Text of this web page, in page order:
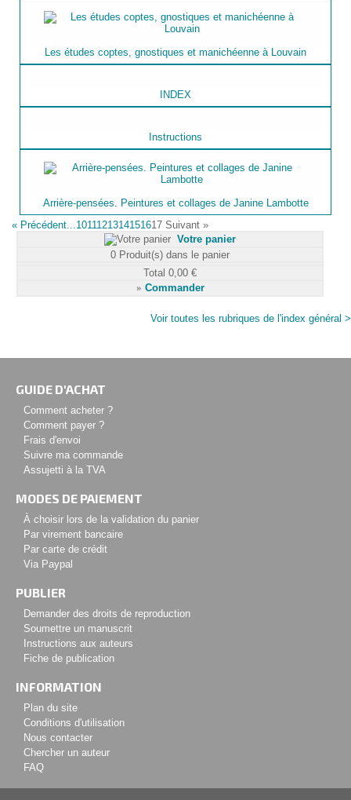
Les études coptes, gnostiques et manichéenne à Louvain
INDEX
Instructions
Arrière-pensées. Peintures et collages de Janine Lambotte
« Précédent...1011121314151617 Suivant »
Votre panier
0 Produit(s) dans le panier
Total 0,00 €
» Commander
Voir toutes les rubriques de l'index général >
GUIDE D'ACHAT
Comment acheter ?
Comment payer ?
Frais d'envoi
Suivre ma commande
Assujetti à la TVA
MODES DE PAIEMENT
À choisir lors de la validation du panier
Par virement bancaire
Par carte de crédit
Via Paypal
PUBLIER
Demander des droits de reproduction
Soumettre un manuscrit
Instructions aux auteurs
Fiche de publication
INFORMATION
Plan du site
Conditions d'utilisation
Nous contacter
Chercher un auteur
FAQ